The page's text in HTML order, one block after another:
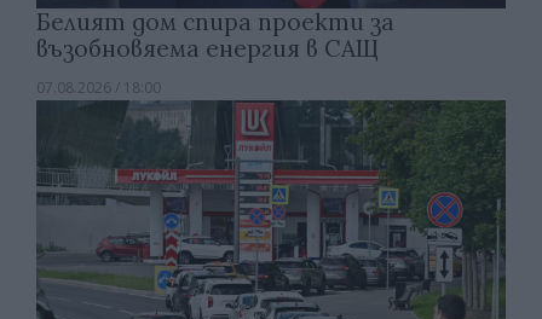
Белият дом спира проекти за
възобновяема енергия в САЩ
07.08.2026 / 18:00